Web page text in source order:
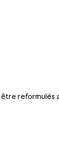
reformulés